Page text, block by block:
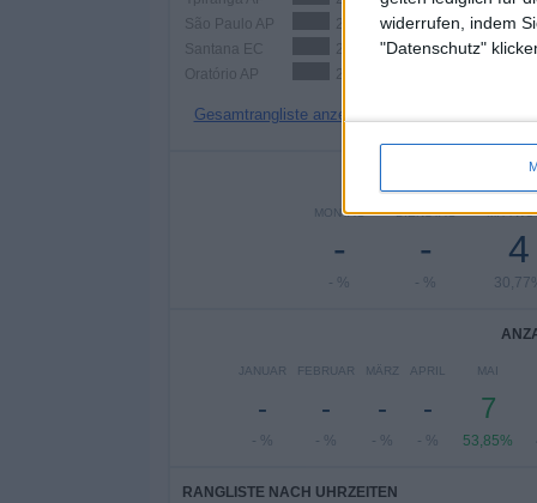
widerrufen, indem
"Datenschutz"
São Paulo AP
2 (15,38%)
Santana EC
2 (15,38%)
Oratório AP
2 (15,38%)
Gesamtrangliste anzeigen
MONTAG
-
- %
DIENSTAG
-
- %
4
JANUAR
-
- %
FEBRUAR
-
- %
MÄRZ
-
- %
APRIL
-
- %
MAI
7
53,85%
RANGLISTE NACH UHRZEITEN